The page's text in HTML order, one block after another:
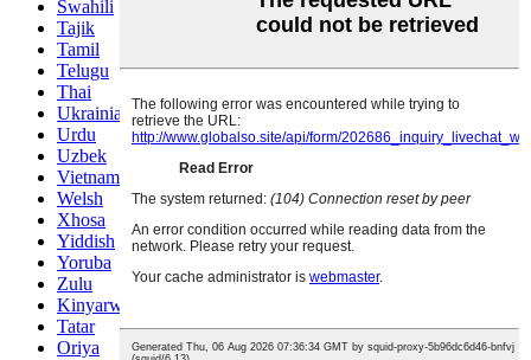
Swahili
Tajik
Tamil
Telugu
Thai
Ukrainian
Urdu
Uzbek
Vietnamese
Welsh
Xhosa
Yiddish
Yoruba
Zulu
Kinyarwanda
Tatar
Oriya